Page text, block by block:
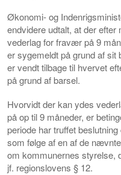
Økonomi- og
endvidere udtalt, at der
vederlag for fravær på 9
er sygemeldt på grund af
er vendt tilbage til hvervet
på grund af barsel.
Hvorvidt der kan ydes
på op til 9 måneder, er
periode har truffet
som følge af en af de
om kommunernes styrelse,
jf. regionslovens § 12.